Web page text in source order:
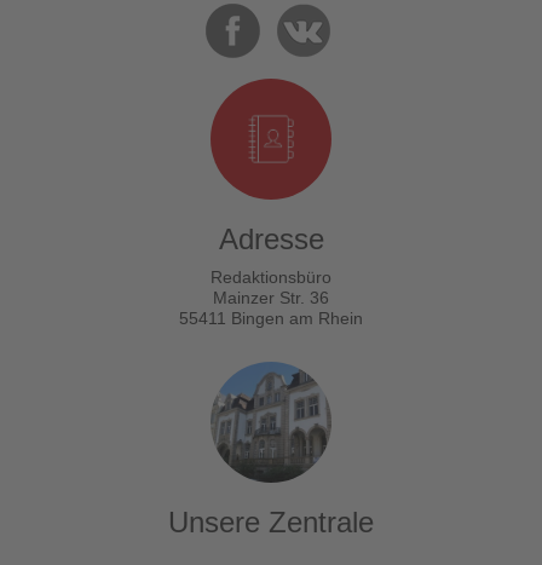
Adresse
Redaktionsbüro
Mainzer Str. 36
55411 Bingen am Rhein
Unsere Zentrale